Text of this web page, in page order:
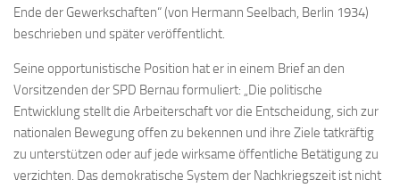
Ende der Gewerkschaften“ (von Hermann Seelbach, Berlin 1934)
beschrieben und später veröffentlicht.
Seine opportunistische Position hat er in einem Brief an den
Vorsitzenden der SPD Bernau formuliert: „Die politische
Entwicklung stellt die Arbeiterschaft vor die Entscheidung, sich zur
nationalen Bewegung offen zu bekennen und ihre Ziele tatkräftig
zu unterstützen oder auf jede wirksame öffentliche Betätigung zu
verzichten. Das demokratische System der Nachkriegszeit ist nicht